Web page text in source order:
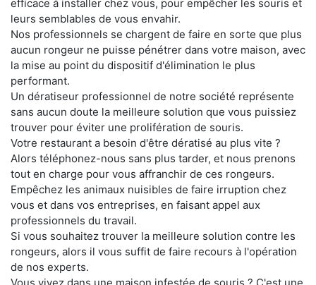
efficace à installer chez vous, pour empêcher les souris et
leurs semblables de vous envahir.
Nos professionnels se chargent de faire en sorte que plus
aucun rongeur ne puisse pénétrer dans votre maison, avec
la mise au point du dispositif d'élimination le plus
performant.
Un dératiseur professionnel de notre société représente
sans aucun doute la meilleure solution que vous puissiez
trouver pour éviter une prolifération de souris.
Votre restaurant a besoin d'être dératisé au plus vite ?
Alors téléphonez-nous sans plus tarder, et nous prenons
tout en charge pour vous affranchir de ces rongeurs.
Empêchez les animaux nuisibles de faire irruption chez
vous et dans vos entreprises, en faisant appel aux
professionnels du travail.
Si vous souhaitez trouver la meilleure solution contre les
rongeurs, alors il vous suffit de faire recours à l'opération
de nos experts.
Vous vivez dans une maison infestée de souris ? C'est une